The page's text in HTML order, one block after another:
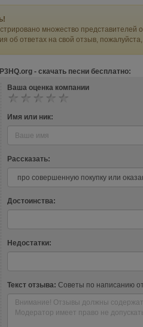
множество
об ответах на свой отзыв,
- скачать песни бесплатно:
Ваша оценка компании
Имя или ник:
Рассказать:
Достоинства:
Недостатки:
Текст отзыва: Советы по написанию